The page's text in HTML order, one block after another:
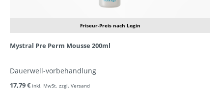
Friseur-Preis nach Login
Mystral Pre Perm Mousse 200ml
Dauerwell-vorbehandlung
17,79 € inkl. MwSt. zzgl. Versand